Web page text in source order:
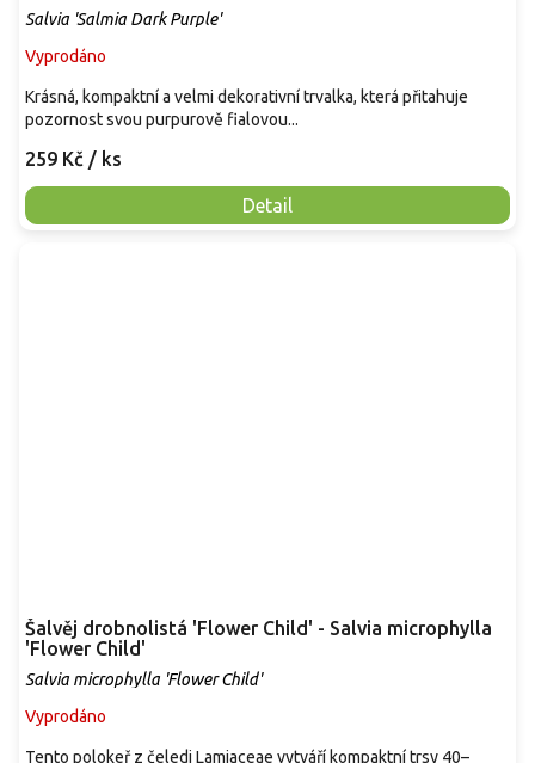
Salvia 'Salmia Dark Purple'
Vyprodáno
259 Kč / ks
Detail
Krásná, kompaktní a velmi dekorativní trvalka, která přitahuje
pozornost svou purpurově fialovou...
Šalvěj drobnolistá 'Flower Child' - Salvia microphylla
'Flower Child'
Salvia microphylla 'Flower Child'
Vyprodáno
Tento polokeř z čeledi Lamiaceae vytváří kompaktní trsy 40–